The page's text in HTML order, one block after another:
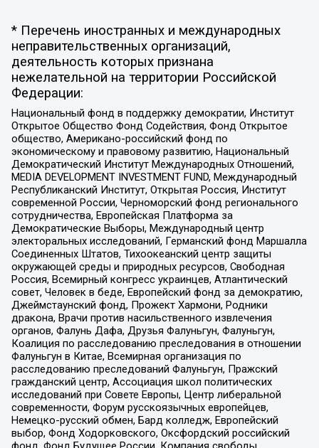
* Перечень иностранных и международных
неправительственных организаций,
деятельность которых признана
нежелательной на территории Российской
Федерации:
Национальный фонд в поддержку демократии, Институт
Открытое Общество Фонд Содействия, Фонд Открытое
общество, Американо-российский фонд по
экономическому и правовому развитию, Национальный
Демократический Институт Международных Отношений,
MEDIA DEVELOPMENT INVESTMENT FUND, Международный
Республиканский Институт, Открытая Россия, Институт
современной России, Черноморский фонд регионального
сотрудничества, Европейская Платформа за
Демократические Выборы, Международный центр
электоральных исследований, Германский фонд Маршалла
Соединенных Штатов, Тихоокеанский центр защиты
окружающей среды и природных ресурсов, Свободная
Россия, Всемирный конгресс украинцев, Атлантический
совет, Человек в беде, Европейский фонд за демократию,
Джеймстаунский фонд, Прожект Хармони, Родники
дракона, Врачи против насильственного извлечения
органов, Фалунь Дафа, Друзья Фалуньгун, Фалуньгун,
Коалиция по расследованию преследования в отношении
Фалуньгун в Китае, Всемирная организация по
расследованию преследований Фалуньгун, Пражский
гражданский центр, Ассоциация школ политических
исследований при Совете Европы, Центр либеральной
современности, Форум русскоязычных европейцев,
Немецко-русский обмен, Бард колледж, Европейский
выбор, Фонд Ходорковского, Оксфордский российский